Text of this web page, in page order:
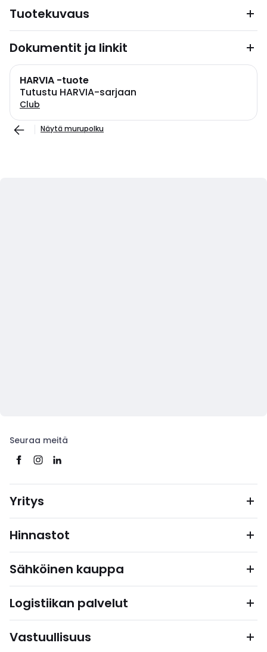
Tuotekuvaus
Dokumentit ja linkit
HARVIA -tuote
Tutustu HARVIA-sarjaan
Club
Näytä murupolku
Seuraa meitä
Yritys
Hinnastot
Sähköinen kauppa
Logistiikan palvelut
Vastuullisuus